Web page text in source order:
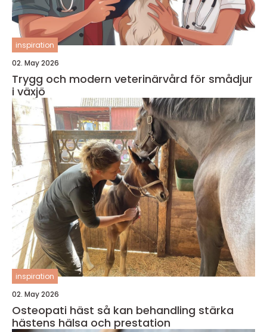
inspiration
02. May 2026
Trygg och modern veterinärvård för smådjur
i växjö
inspiration
02. May 2026
Osteopati häst så kan behandling stärka
hästens hälsa och prestation